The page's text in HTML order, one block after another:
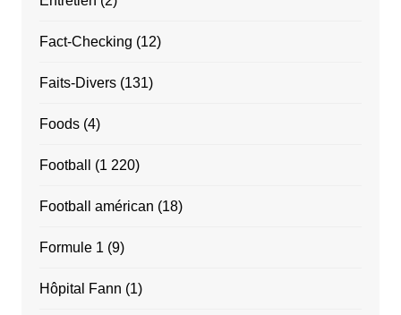
Fact-Checking (12)
Faits-Divers(131)
Foods(4)
Football (1 220)
Football américan (18)
Formule 1 (9)
Hôpital Fann (1)